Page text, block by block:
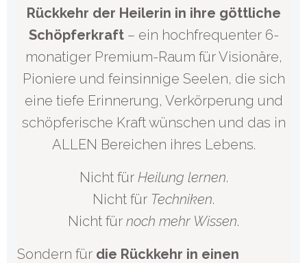
Rückkehr der Heilerin in ihre göttliche
Schöpferkraft– ein hochfrequenter 6-
monatiger Premium-Raum für Visionäre,
Pioniere und feinsinnige Seelen, die sich
eine tiefe Erinnerung, Verkörperung und
schöpferische Kraft wünschen und das in
ALLEN Bereichen ihres Lebens.
Nicht für Heilung lernen.
Nicht für Techniken.
Nicht für noch mehr Wissen.
Sondern für die Rückkehr in einen